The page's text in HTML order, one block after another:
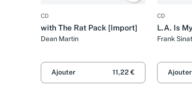
CD
with The Rat Pack [Import]
Dean Martin
Ajouter 11,22 €
CD
L.A. Is
Frank
Ajouter